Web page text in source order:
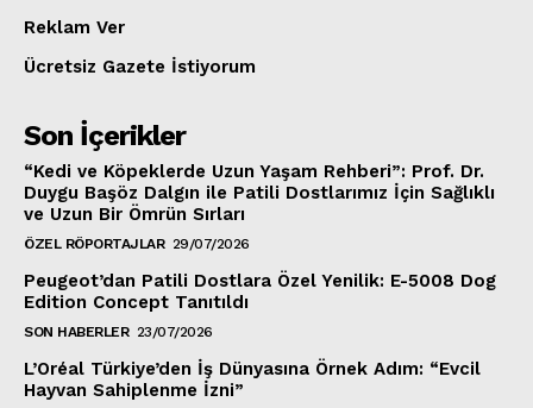
Reklam Ver
Ücretsiz Gazete İstiyorum
Son İçerikler
“Kedi ve Köpeklerde Uzun Yaşam Rehberi”: Prof. Dr.
Duygu Başöz Dalgın ile Patili Dostlarımız İçin Sağlıklı
ve Uzun Bir Ömrün Sırları
ÖZEL RÖPORTAJLAR 29/07/2026
Peugeot’dan Patili Dostlara Özel Yenilik: E-5008 Dog
Edition Concept Tanıtıldı
SON HABERLER 23/07/2026
L’Oréal Türkiye’den İş Dünyasına Örnek Adım: “Evcil
Hayvan Sahiplenme İzni”